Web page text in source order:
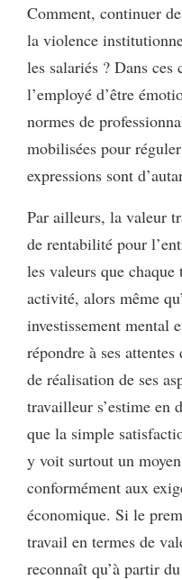
Comment, continuer
la violence
les salariés ? Dans
l’employé d’être
normes de
mobilisées pour
expressions sont
Par ailleurs, la valeur
de rentabilité pour
les valeurs que
activité, alors même
investissement mental
répondre à ses
de réalisation de ses
travailleur s’estime en
que la simple
y voit surtout un
conformément aux
économique. Si le
travail en termes de
reconnaît qu’à partir